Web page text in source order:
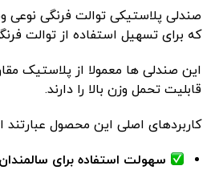
صندلی پلاستیکی توالت فرنگی
که برای تسهیل استفاده از توالت
این صندلی ها معمولا از پلاستیک
قابلیت تحمل وزن بالا را دارند.
کاربردهای اصلی این محصول عبارتند
سهولت استفاده برای سالمندان